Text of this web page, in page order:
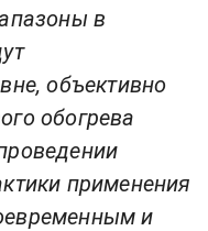
в
объективно
обогрева
применения
и